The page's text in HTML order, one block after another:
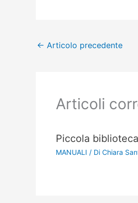
← Articolo precedente
Articoli
Piccola
MANUALI / Di Chiara